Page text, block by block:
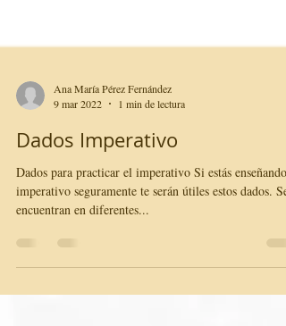
9 mar 2022
1 min de lectura
Dados Imperativo
Dados para practicar el imperativo Si estás enseñando
imperativo seguramente te serán útiles estos dados. Se